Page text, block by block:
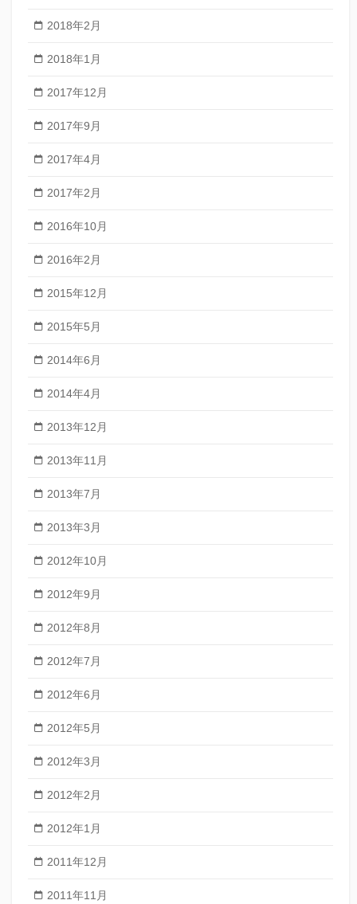
2018年2月
2018年1月
2017年12月
2017年9月
2017年4月
2017年2月
2016年10月
2016年2月
2015年12月
2015年5月
2014年6月
2014年4月
2013年12月
2013年11月
2013年7月
2013年3月
2012年10月
2012年9月
2012年8月
2012年7月
2012年6月
2012年5月
2012年3月
2012年2月
2012年1月
2011年12月
2011年11月